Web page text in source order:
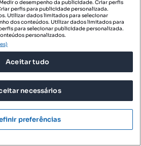
- Quinta com Terreno Urbano
San
Santiago do Cacém, Setúbal
o desempenho da publicidade. Criar perfis
perfis para publicidade personalizada.
Utilizar dados limitados para selecionar
dos conteúdos. Utilizar dados limitados para
para selecionar publicidade personalizada.
personalizados.
Aceitar tudo
necessários
preferências